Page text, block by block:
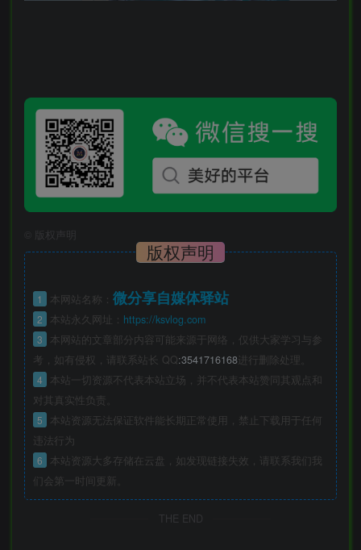
版权声明
版权声明
1 本网站名称： 微分享自媒体驿站
2 本站永久网址： https://ksvlog.com
3
本网站的文章部分内容可能来源于网络，仅供大家学习与参
考，如有侵权，请联系站长 QQ:3541716168进行删除处理。
4
本站一切资源不代表本站立场，并不代表本站赞同其观点和
对其真实性负责。
5
本站资源无法保证软件能长期正常使用，禁止下载用于任何
违法行为
6
本站资源大多存储在云盘，如发现链接失效，请联系我们我
们会第一时间更新。
THE END